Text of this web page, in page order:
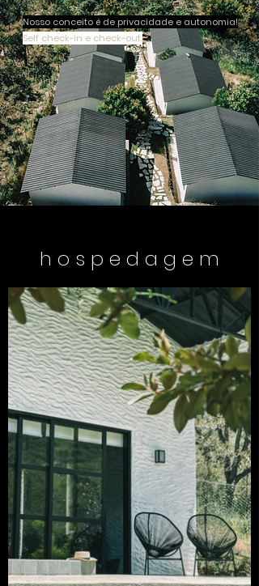
Nosso conceito é de privacidade e autonomia!
Self check-in e check-out.
h o s p e d a g e m